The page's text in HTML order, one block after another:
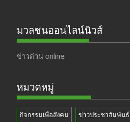
มวลชนออนไลน์นิวส์
ข่าวด่วน online
หมวดหมู่
กิจกรรมเพื่อสังคม ข่าวประชาสัมพันธ์